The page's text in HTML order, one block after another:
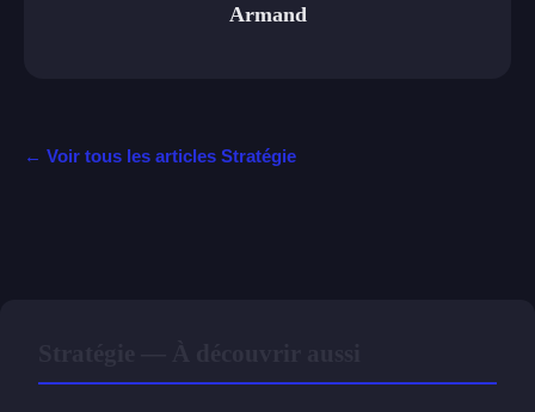
Armand
← Voir tous les articles Stratégie